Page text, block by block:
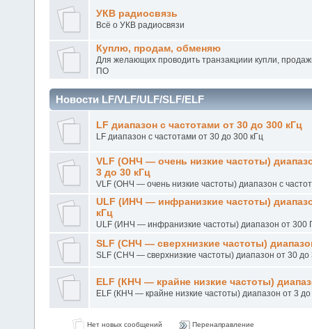
УКВ радиосвязь
Всё о УКВ радиосвязи
Куплю, продам, обменяю
Для желающих проводить транзакциии купли,
ПО
Новости LF/VLF/ULF/SLF/ELF
LF диапазон с частотами от 30 до 300 кГц
LF диапазон с частотами от 30 до 300 кГц
VLF (ОНЧ — очень низкие частоты)
3 до 30 кГц
VLF (ОНЧ — очень низкие частоты) диапазон с
ULF (ИНЧ — инфранизкие частоты)
кГц
ULF (ИНЧ — инфранизкие частоты) диапазон от 300
SLF (СНЧ — сверхнизкие частоты)
SLF (СНЧ — сверхнизкие частоты) диапазон от 30 до
ELF (КНЧ — крайне низкие частоты)
ELF (КНЧ — крайне низкие частоты) диапазон от 3
Нет новых сообщений Перенаправление